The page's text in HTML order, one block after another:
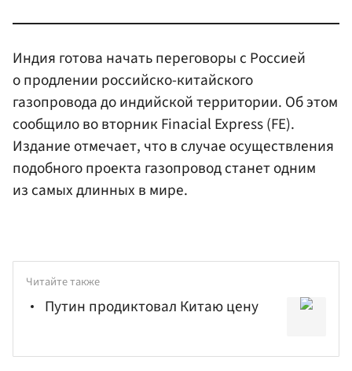
Индия готова начать переговоры с Россией
о продлении российско-китайского
газопровода до индийской территории. Об этом
сообщило во вторник Finacial Express (FE).
Издание отмечает, что в случае осуществления
подобного проекта газопровод станет одним
из самых длинных в мире.
Читайте также
Путин продиктовал Китаю цену